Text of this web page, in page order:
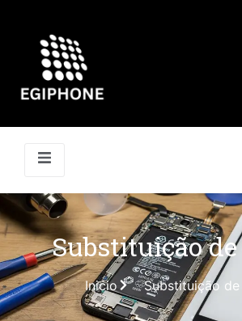
Substituição
Inicio Substituição de